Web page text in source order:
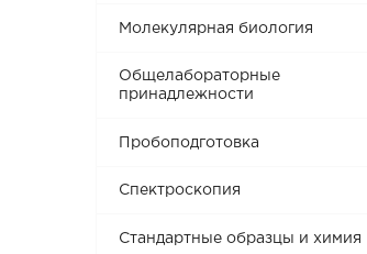
Молекулярная биология
Общелабораторные
принадлежности
Пробоподготовка
Спектроскопия
Стандартные образцы и химия